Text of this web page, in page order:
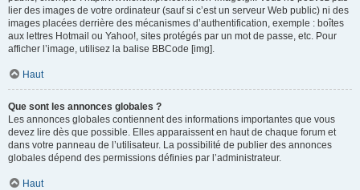
lier des images de votre ordinateur (sauf si c’est un serveur Web public) ni des
images placées derrière des mécanismes d’authentification, exemple : boîtes
aux lettres Hotmail ou Yahoo!, sites protégés par un mot de passe, etc. Pour
afficher l’image, utilisez la balise BBCode [img].
Haut
Que sont les annonces globales ?
Les annonces globales contiennent des informations importantes que vous
devez lire dès que possible. Elles apparaissent en haut de chaque forum et
dans votre panneau de l’utilisateur. La possibilité de publier des annonces
globales dépend des permissions définies par l’administrateur.
Haut